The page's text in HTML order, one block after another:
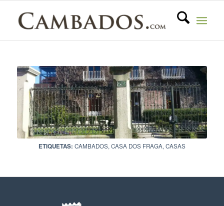
ETIQUETAS: CAMBADOS, CASA DOS FRAGA, CASAS